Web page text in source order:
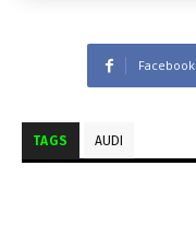
Facebook
TAGS AUDI